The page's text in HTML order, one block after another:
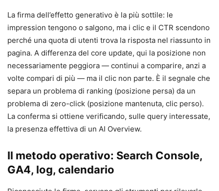
La firma dell’effetto generativo è la più sottile: le
impression tengono o salgono, ma i clic e il CTR scendono
perché una quota di utenti trova la risposta nel riassunto in
pagina. A differenza del core update, qui la posizione non
necessariamente peggiora — continui a comparire, anzi a
volte compari di più — ma il clic non parte. È il segnale che
separa un problema di ranking (posizione persa) da un
problema di zero-click (posizione mantenuta, clic perso).
La conferma si ottiene verificando, sulle query interessate,
la presenza effettiva di un AI Overview.
Il metodo operativo: Search Console,
GA4, log, calendario